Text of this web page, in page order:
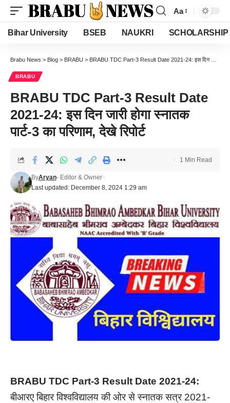
Font
Resizer
Aa
Bihar University BSEB NAUKRI SCHOLARSHIP
Brabu News > Blog > BRABU > BRABU TDC Part-3 Result Date 2021-24: इस दिन जारी होगा स्नातक पार्ट-3 का परिणाम, देखे रिपोर्ट
BRABU
BRABU TDC Part-3 Result Date
2021-24: इस दिन जारी होगा स्नातक
पार्ट-3 का परिणाम, देखे रिपोर्ट
Last updated: December 8, 2024 1:29 am
ByAryan- Editor & Owner
1 Min Read
BRABU TDC Part-3 Result Date 2021-24:
बीआरए बिहार विश्वविद्यालय की ओर से स्नातक सत्र 2021-